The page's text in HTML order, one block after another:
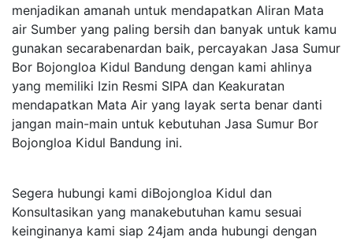
menjadikan amanah untuk mendapatkan Aliran Mata
air Sumber yang paling bersih dan banyak untuk kamu
gunakan secarabenardan baik, percayakan Jasa Sumur
Bor Bojongloa Kidul Bandung dengan kami ahlinya
yang memiliki Izin Resmi SIPA dan Keakuratan
mendapatkan Mata Air yang layak serta benar danti
jangan main-main untuk kebutuhan Jasa Sumur Bor
Bojongloa Kidul Bandung ini.
Segera hubungi kami diBojongloa Kidul dan
Konsultasikan yang manakebutuhan kamu sesuai
keinginanya kami siap 24jam anda hubungi dengan